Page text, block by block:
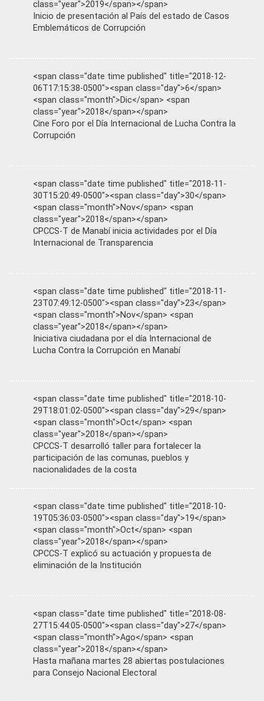
class="year">2019</span></span>
Inicio de presentación al País del estado de Casos
Emblemáticos de Corrupción
<span class="date time published" title="2018-12-
06T17:15:38-0500"><span class="day">6</span>
<span class="month">Dic</span> <span
class="year">2018</span></span>
Cine Foro por el Día Internacional de Lucha Contra la
Corrupción
<span class="date time published" title="2018-11-
30T15:20:49-0500"><span class="day">30</span>
<span class="month">Nov</span> <span
class="year">2018</span></span>
CPCCS-T de Manabí inicia actividades por el Día
Internacional de Transparencia
<span class="date time published" title="2018-11-
23T07:49:12-0500"><span class="day">23</span>
<span class="month">Nov</span> <span
class="year">2018</span></span>
Iniciativa ciudadana por el día Internacional de
Lucha Contra la Corrupción en Manabí
<span class="date time published" title="2018-10-
29T18:01:02-0500"><span class="day">29</span>
<span class="month">Oct</span> <span
class="year">2018</span></span>
CPCCS-T desarrolló taller para fortalecer la
participación de las comunas, pueblos y
nacionalidades de la costa
<span class="date time published" title="2018-10-
19T05:36:03-0500"><span class="day">19</span>
<span class="month">Oct</span> <span
class="year">2018</span></span>
CPCCS-T explicó su actuación y propuesta de
eliminación de la Institución
<span class="date time published" title="2018-08-
27T15:44:05-0500"><span class="day">27</span>
<span class="month">Ago</span> <span
class="year">2018</span></span>
Hasta mañana martes 28 abiertas postulaciones
para Consejo Nacional Electoral